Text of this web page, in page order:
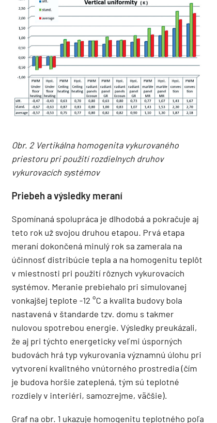
Obr. 2 Vertikálna homogenita vykurovaného
priestoru pri použití rozdielnych druhov
vykurovacích systémov
Priebeh a výsledky meraní
Spomínaná spolupráca je dlhodobá a pokračuje aj
teto rok už svojou druhou etapou. Prvá etapa
meraní dokončená minulý rok sa zamerala na
účinnosť distribúcie tepla a na homogenitu teplôt
v miestnosti pri použití rôznych vykurovacích
systémov. Meranie prebiehalo pri simulovanej
vonkajšej teplote -12 °C a kvalita budovy bola
nastavená v štandarde tzv. domu s takmer
nulovou spotrebou energie. Výsledky preukázali,
že aj pri týchto energeticky veľmi úsporných
budovách hrá typ vykurovania významnú úlohu pri
vytvorení kvalitného vnútorného prostredia (čím
je budova horšie zateplená, tým sú teplotné
rozdiely v interiéri, samozrejme, väčšie).
Graf na obr. 1 ukazuje homogenitu teplotného poľa